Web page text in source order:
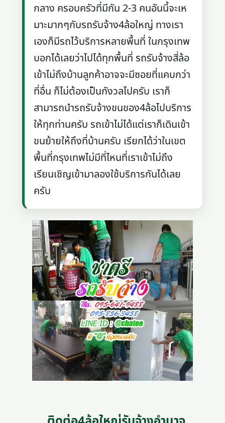
กลาง ครอบครัวที่มีกัน 2-3 คนอันนี้จะเห
มาะมากๆกับรถรับจ้าง4ล้อใหญ่ ทางเรา
เองก็มีรถไว้บริการหลายพื้นที่ ในกรุงเทพ
บอกได้เลยว่าไปได้ทุกพื้นที่ รถรับจ้างสี่ล้อ
เข้าไม่ถึงบ้านลูกค้าอาจจะมีซอยที่แคบกว่า
ที่อื่น ก็ไม่ต้องเป็นกังวลไปครับ เราก็
สามารถนำรถรับจ้างขนของ4ล้อไปบริการ
ให้ทุกท่านครับ รถเข้าไม่ได้แต่เราก็เดินเข้า
ขนย้ายให้ถึงที่บ้านครับ เรียกได้ว่าในเขต
พื้นที่กรุงเทพไม่มีที่ไหนที่เราเข้าไม่ถึง
เรียนเชิญเข้ามาลองใช้บริการกันได้เลย
ครับ